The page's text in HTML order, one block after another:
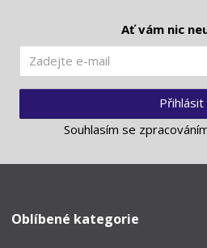
Ať vám nic
Přihlásit
Souhlasím se
Oblíbené kategorie